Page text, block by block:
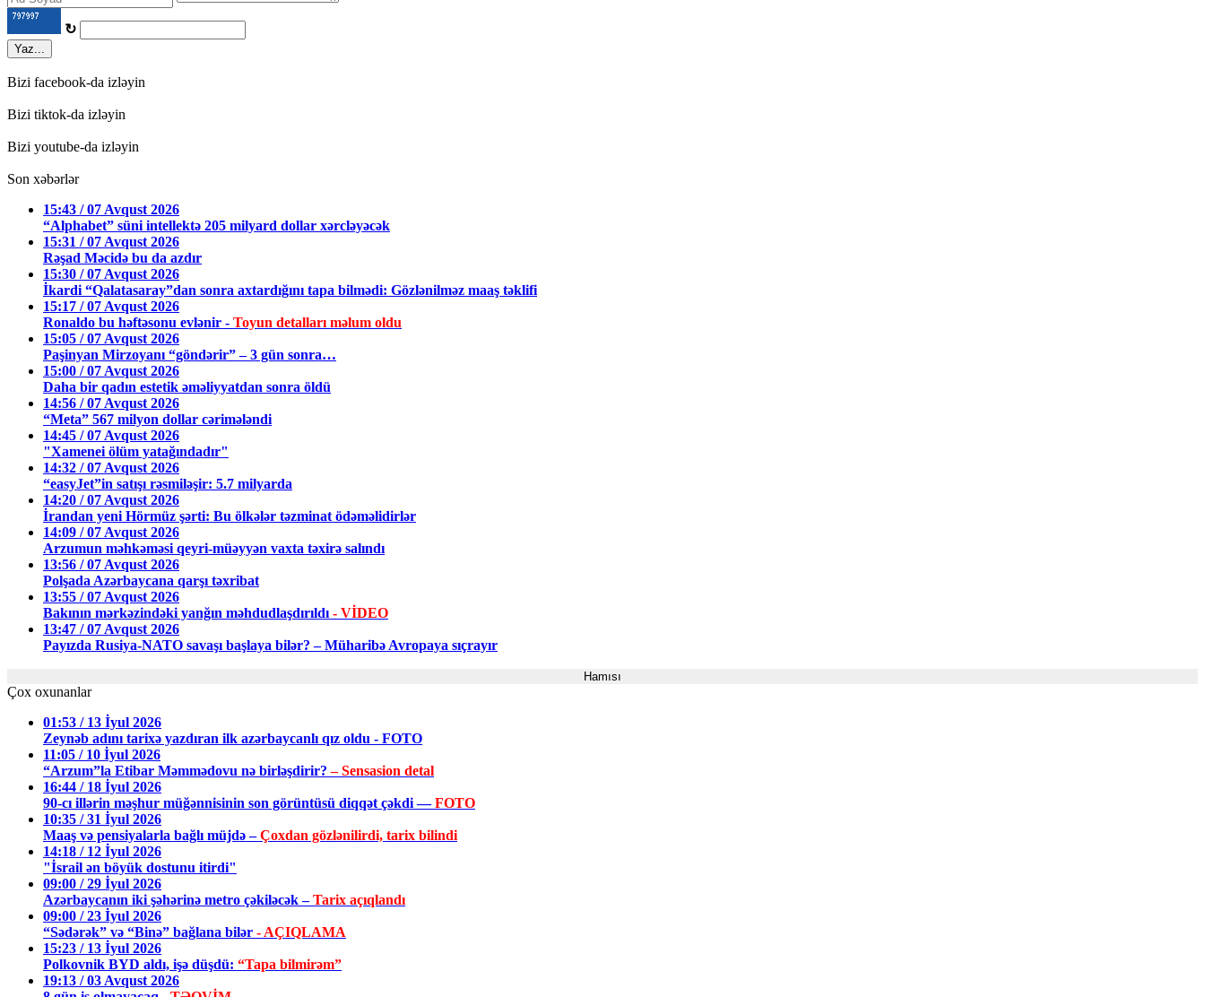
↻
Yaz...
Bizi facebook-da izləyin
Bizi tiktok-da izləyin
Bizi youtube-da izləyin
Son xəbərlər
15:43 / 07 Avqust 2026
“Alphabet” süni intellektə 205 milyard dollar xərcləyəcək
15:31 / 07 Avqust 2026
Rəşad Məcidə bu da azdır
15:30 / 07 Avqust 2026
İkardi “Qalatasaray”dan sonra axtardığını tapa bilmədi: Gözlənilməz maaş təklifi
15:17 / 07 Avqust 2026
Ronaldo bu həftəsonu evlənir - Toyun detalları məlum oldu
15:05 / 07 Avqust 2026
Paşinyan Mirzoyanı “göndərir” – 3 gün sonra…
15:00 / 07 Avqust 2026
Daha bir qadın estetik əməliyyatdan sonra öldü
14:56 / 07 Avqust 2026
“Meta” 567 milyon dollar cərimələndi
14:45 / 07 Avqust 2026
"Xamenei ölüm yatağındadır"
14:32 / 07 Avqust 2026
“easyJet”in satışı rəsmiləşir: 5.7 milyarda
14:20 / 07 Avqust 2026
İrandan yeni Hörmüz şərti: Bu ölkələr təzminat ödəməlidirlər
14:09 / 07 Avqust 2026
Arzumun məhkəməsi qeyri-müəyyən vaxta təxirə salındı
13:56 / 07 Avqust 2026
Polşada Azərbaycana qarşı təxribat
13:55 / 07 Avqust 2026
Bakının mərkəzindəki yanğın məhdudlaşdırıldı - VİDEO
13:47 / 07 Avqust 2026
Payızda Rusiya-NATO savaşı başlaya bilər? – Müharibə Avropaya sıçrayır
Hamısı
Çox oxunanlar
01:53 / 13 İyul 2026
Zeynəb adını tarixə yazdıran ilk azərbaycanlı qız oldu - FOTO
11:05 / 10 İyul 2026
“Arzum”la Etibar Məmmədovu nə birləşdirir?– Sensasion detal
16:44 / 18 İyul 2026
90-cı illərin məşhur müğənnisinin son görüntüsü diqqət çəkdi —FOTO
10:35 / 31 İyul 2026
Maaş və pensiyalarla bağlı müjdə –Çoxdan gözlənilirdi, tarix bilindi
14:18 / 12 İyul 2026
"İsrail ən böyük dostunu itirdi"
09:00 / 29 İyul 2026
Azərbaycanın iki şəhərinə metro çəkiləcək –Tarix açıqlandı
09:00 / 23 İyul 2026
“Sədərək” və “Binə” bağlana bilər - AÇIQLAMA
15:23 / 13 İyul 2026
Polkovnik BYD aldı, işə düşdü: “Tapa bilmirəm”
19:13 / 03 Avqust 2026